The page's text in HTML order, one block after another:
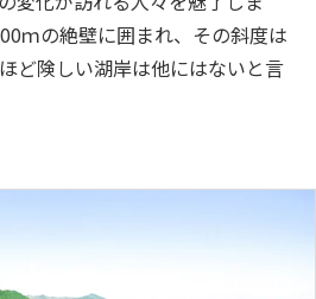
ｍの絶壁に囲まれ、その斜度は
ど険しい湖岸は他にはないと言